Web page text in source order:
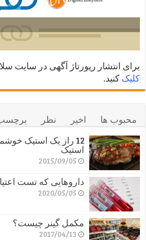
برای انتشار رپورتاژ آگهی در سایت
کلیک کنید.
محبوب ها اخیر نظر
12 راز یک استیک
استیک
2015/09/05
داروهایی که تست
2020/05/05
مکمل گینر چیست؟
2017/04/13